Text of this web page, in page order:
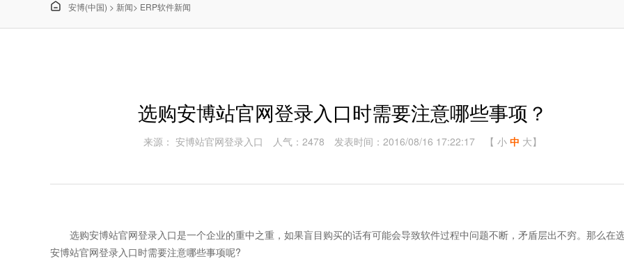
 安博(中国) > 新闻> ERP软件新闻
选购安博站官网登录入口时需要注意哪些事项？
来源： 安博站官网登录入口 人气：2478 发表时间：2016/08/16 17:22:17 【 小 中 大】
选购安博站官网登录入口是一个企业的重中之重，如果盲目购买的话有可能会导致软件过程中问题不断，矛盾层出不穷。那么在
安博站官网登录入口时需要注意哪些事项呢?